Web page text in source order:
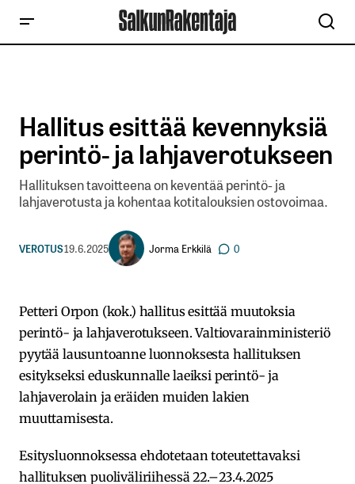
Hallitus esittää kevennyksiä
perintö- ja lahjaverotukseen
Hallituksen tavoitteena on keventää perintö- ja
lahjaverotusta ja kohentaa kotitalouksien ostovoimaa.
VEROTUS19.6.2025 Jorma Erkkilä 0
Petteri Orpon (kok.) hallitus esittää muutoksia
perintö- ja lahjaverotukseen. Valtiovarainministeriö
pyytää lausuntoanne luonnoksesta hallituksen
esitykseksi eduskunnalle laeiksi perintö- ja
lahjaverolain ja eräiden muiden lakien
muuttamisesta.
Esitysluonnoksessa ehdotetaan toteutettavaksi
hallituksen puoliväliriihessä 22.–23.4.2025